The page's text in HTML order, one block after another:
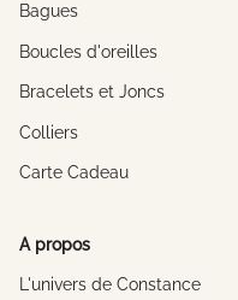
Bagues
Boucles d'oreilles
Bracelets et Joncs
Colliers
Carte Cadeau
A propos
L'univers de Constance